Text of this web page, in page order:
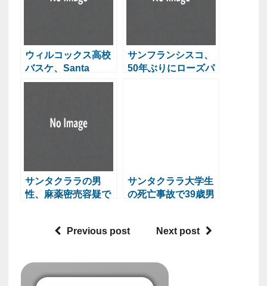
ウィルコックス高校
バスケ、Santa
Claraを下しハード
サンフランシスコ、
50年ぶりにローズパ
サンタクララの男
性、麻薬密売容疑で
サンタクララ大学生
の死亡事故で39歳男
Previous post Next post